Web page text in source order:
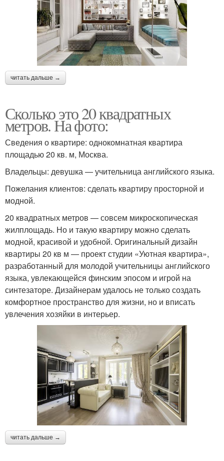
читать дальше →
Сколько это 20 квадратных
метров. На фото:
Сведения о квартире: однокомнатная квартира
площадью 20 кв. м, Москва.
Владельцы: девушка — учительница английского языка.
Пожелания клиентов: сделать квартиру просторной и
модной.
20 квадратных метров — совсем микроскопическая
жилплощадь. Но и такую квартиру можно сделать
модной, красивой и удобной. Оригинальный дизайн
квартиры 20 кв м — проект студии «Уютная квартира»,
разработанный для молодой учительницы английского
языка, увлекающейся финским эпосом и игрой на
синтезаторе. Дизайнерам удалось не только создать
комфортное пространство для жизни, но и вписать
увлечения хозяйки в интерьер.
читать дальше →